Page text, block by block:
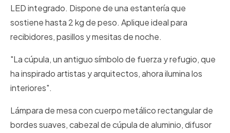
LED integrado. Dispone de una estantería que
sostiene hasta 2 kg de peso. Aplique ideal para
recibidores, pasillos y mesitas de noche.
"La cúpula, un antiguo símbolo de fuerza y refugio, que
ha inspirado artistas y arquitectos, ahora ilumina los
interiores".
Lámpara de mesa con cuerpo metálico rectangular de
bordes suaves, cabezal de cúpula de aluminio, difusor